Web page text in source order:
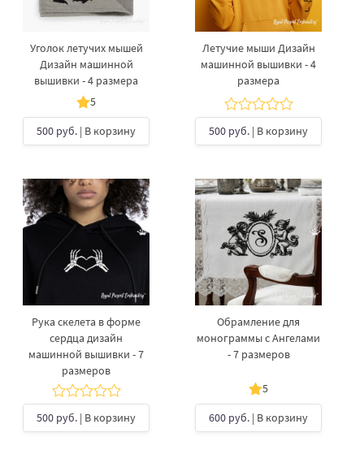
Уголок летучих мышей
Дизайн машинной
вышивки - 4 размера
5
500 руб. | В корзину
Летучие мыши Дизайн
машинной вышивки - 4
размера
500 руб. | В корзину
Рука скелета в форме
сердца дизайн
машинной вышивки - 7
размеров
500 руб. | В корзину
Обрамление для
монограммы с Ангелами
- 7 размеров
5
600 руб. | В корзину